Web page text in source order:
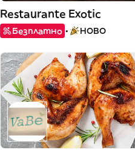
Restaurante Exotic
Безплатно НОВО